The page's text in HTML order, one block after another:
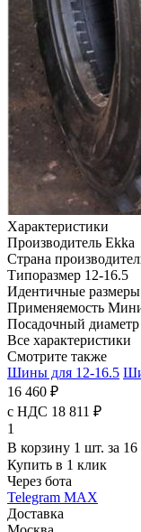
Характеристики
Производитель Ekka
Страна
Типоразмер 12-16.5
Идентичные размеры
Применяемость
Посадочный диаметр
Все характеристики
Смотрите также
Шины для 12-16.5
16 460 ₽
с НДС 18 811 ₽
1
В корзину 1 шт. за 16
Купить в 1 клик
Через бота
Telegram MAX
Доставка